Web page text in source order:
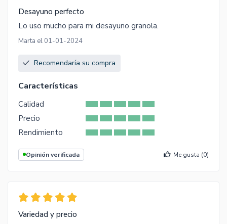
Desayuno perfecto
Lo uso mucho para mi desayuno granola.
Marta el 01-01-2024
Recomendaría su compra
Características
Calidad
Precio
Rendimiento
Opinión verificada Me gusta (0)
Variedad y precio